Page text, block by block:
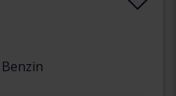
Benzin